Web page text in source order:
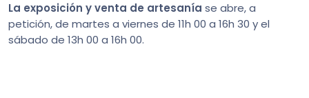
La exposición y venta de artesanía se abre, a
petición, de martes a viernes de 11h 00 a 16h 30 y el
sábado de 13h 00 a 16h 00.